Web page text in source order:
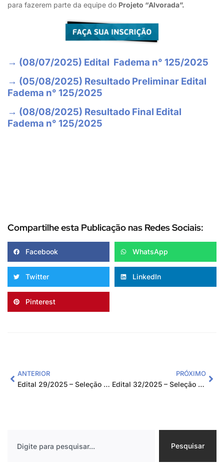
para fazerem parte da equipe do Projeto “Alvorada”.
→ (08/07/2025) Edital Fadema n° 125/2025
→ (05/08/2025) Resultado Preliminar Edital
Fadema n° 125/2025
→ (08/08/2025) Resultado Final Edital
Fadema n° 125/2025
Compartilhe esta Publicação nas Redes Sociais:
Facebook WhatsApp
Twitter LinkedIn
Pinterest
ANTERIOR
Edital 29/2025 – Seleção Pública de Fornecedores
PRÓXIMO
Edital 32/2025 – Seleção Pública de Fornecedores
Pesquisar